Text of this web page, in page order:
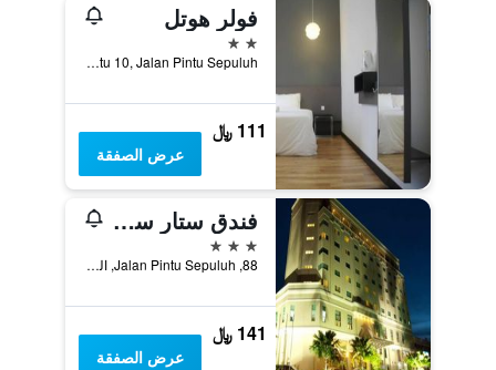
فولر هوتل
2 نجمتين
NO. 1, Kompleks Perniagaan Pintu 10, Jalan Pintu Sepuluh, الور سيتار, ماليزيا
111 ﷼
عرض الصفقة
فندق ستار سيتي
3 نجوم
88, Jalan Pintu Sepuluh, الور سيتار, ماليزيا
141 ﷼
عرض الصفقة